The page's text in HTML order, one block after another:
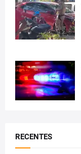
RECENTES